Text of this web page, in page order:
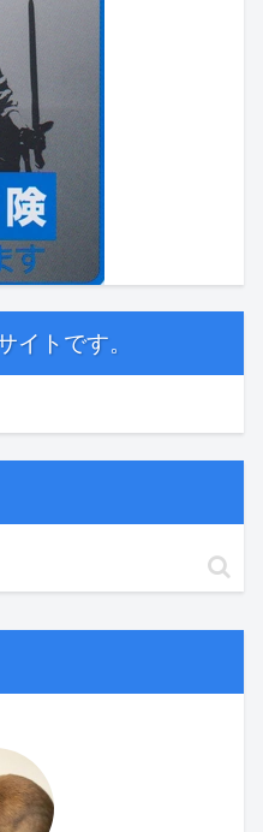
イトです。